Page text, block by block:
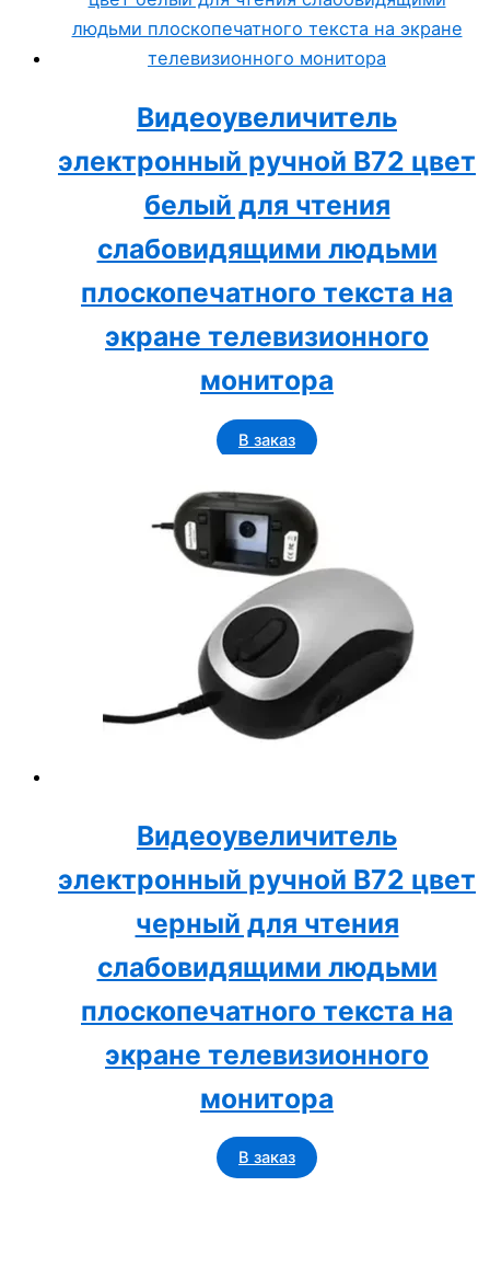
Видеоувеличитель
электронный ручной B72 цвет
белый для чтения
слабовидящими людьми
плоскопечатного текста на
экране телевизионного
монитора
В заказ
Видеоувеличитель
электронный ручной B72 цвет
черный для чтения
слабовидящими людьми
плоскопечатного текста на
экране телевизионного
монитора
В заказ